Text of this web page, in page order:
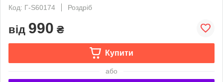
Код: Г-S60174
Роздріб
від 990 ₴
Купити
або